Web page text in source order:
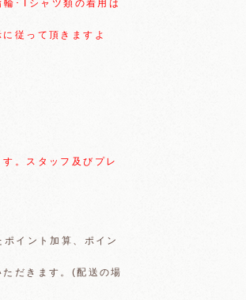
･Tシャツ類の着用は
従って頂きますよ
。スタッフ及びプレ
イント加算、ポイン
ただきます。(配送の場